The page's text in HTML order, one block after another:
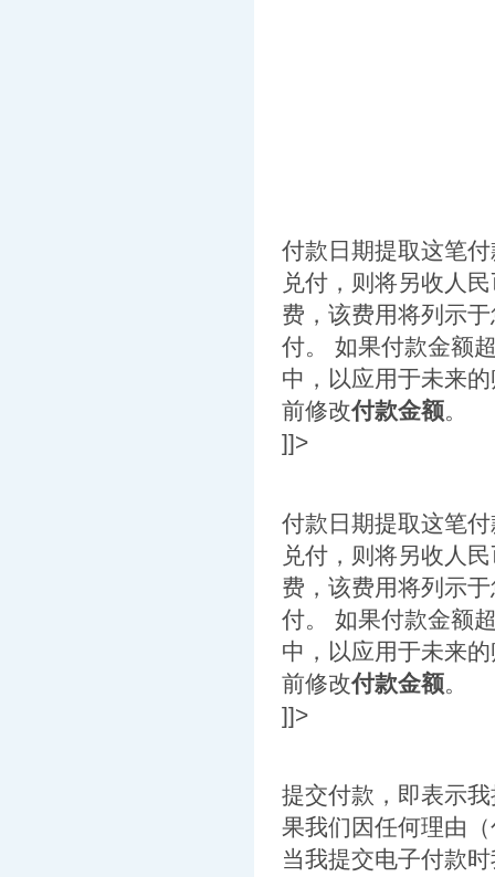
付款日期提取这笔
兑付，则将另收人
费，该费用将列示
付。 如果付款金额
中，以应用于未来
前修改付款金额。
]]>
付款日期提取这笔
兑付，则将另收人
费，该费用将列示
付。 如果付款金额
中，以应用于未来
前修改付款金额。
]]>
提交付款，即表示
果我们因任何理由
当我提交电子付款